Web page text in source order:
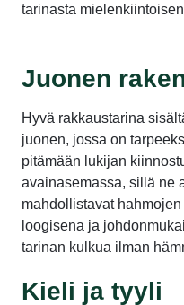
tarinasta
Juonen
Hyvä rakkaustarina
juonen, jossa on
pitämään lukijan
avainasemassa, sillä ne
mahdollistavat
loogisena ja
tarinan kulkua ilman
Kieli ja tyyli